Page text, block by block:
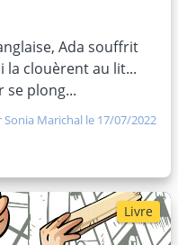
Ada souffrit
clouèrent au lit...
plong...
Sonia Marichal le 17/07/2022
Livre